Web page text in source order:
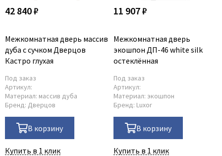
42 840 ₽
Межкомнатная дверь массив
дуба с сучком Дверцов
Кастро глухая
Под заказ
Артикул:
Материал: массив дуба
Бренд: Дверцов
В корзину
Купить в 1 клик
11 907 ₽
Межкомнатная дверь
экошпон ДП-46 white silk
остеклённая
Под заказ
Артикул:
Материал: экошпон
Бренд: Luxor
В корзину
Купить в 1 клик